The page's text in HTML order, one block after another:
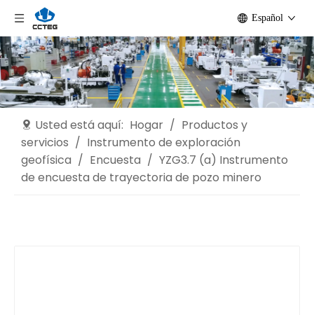
Español
Usted está aquí: Hogar / Productos y
servicios / Instrumento de exploración
geofísica / Encuesta / YZG3.7 (a) Instrumento
de encuesta de trayectoria de pozo minero